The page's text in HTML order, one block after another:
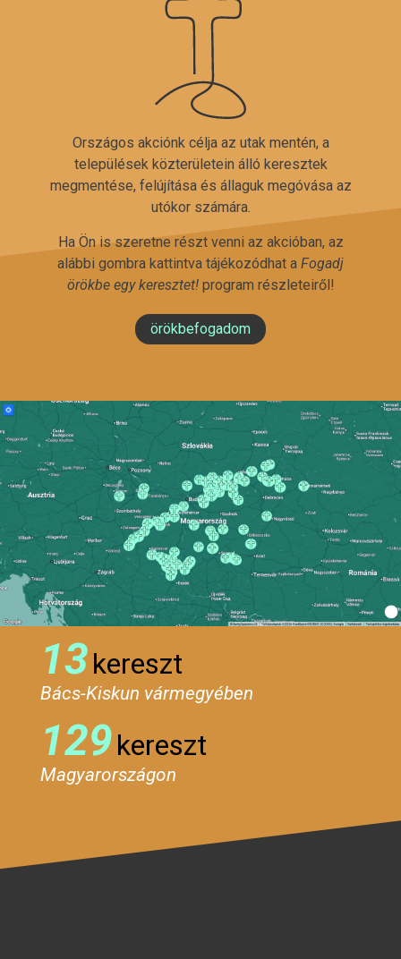
Országos akciónk célja az utak mentén, a
települések közterületein álló keresztek
megmentése, felújítása és állaguk megóvása az
utókor számára.
Ha Ön is szeretne részt venni az akcióban, az
alábbi gombra kattintva tájékozódhat a Fogadj
örökbe egy keresztet!program részleteiről!
örökbefogadom
13kereszt
Bács-Kiskun vármegyében
129kereszt
Magyarországon